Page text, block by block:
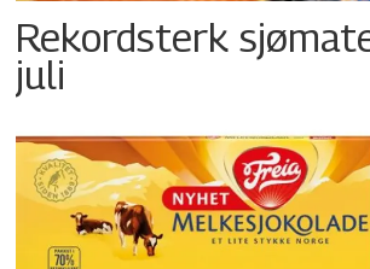
Rekordsterk
juli